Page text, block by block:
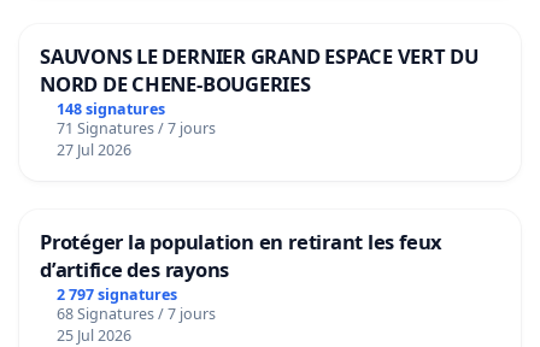
SAUVONS LE DERNIER GRAND ESPACE VERT DU
NORD DE CHENE-BOUGERIES
148 signatures
71 Signatures / 7 jours
27 Jul 2026
Protéger la population en retirant les feux
d’artifice des rayons
2 797 signatures
68 Signatures / 7 jours
25 Jul 2026